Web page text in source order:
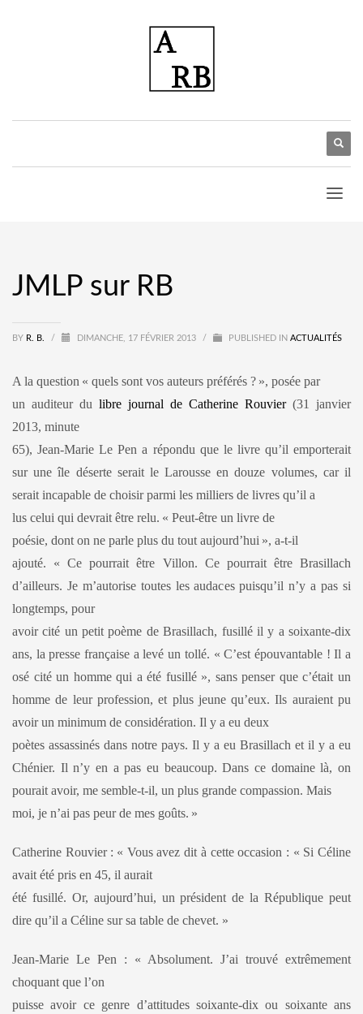
JMLP sur RB
BY R. B. / DIMANCHE, 17 FÉVRIER 2013 / PUBLISHED IN ACTUALITÉS
A la question « quels sont vos auteurs préférés ? », posée par
un auditeur du libre journal de Catherine Rouvier(31 janvier
2013, minute
65), Jean-Marie Le Pen a répondu que le livre qu’il emporterait
sur une île déserte serait le Larousse en douze volumes, car il
serait incapable de choisir parmi les milliers de livres qu’il a
lus celui qui devrait être relu. « Peut-être un livre de
poésie, dont on ne parle plus du tout aujourd’hui », a-t-il
ajouté. « Ce pourrait être Villon. Ce pourrait être Brasillach
d’ailleurs. Je m’autorise toutes les audaces puisqu’il n’y a pas si
longtemps, pour
avoir cité un petit poème de Brasillach, fusillé il y a soixante-dix
ans, la presse française a levé un tollé. « C’est épouvantable ! Il a
osé cité un homme qui a été fusillé », sans penser que c’était un
homme de leur profession, et plus jeune qu’eux. Ils auraient pu
avoir un minimum de considération. Il y a eu deux
poètes assassinés dans notre pays. Il y a eu Brasillach et il y a eu
Chénier. Il n’y en a pas eu beaucoup. Dans ce domaine là, on
pourait avoir, me semble-t-il, un plus grande compassion. Mais
moi, je n’ai pas peur de mes goûts. »
Catherine Rouvier : « Vous avez dit à cette occasion : « Si Céline
avait été pris en 45, il aurait
été fusillé. Or, aujourd’hui, un président de la République peut
dire qu’il a Céline sur sa table de chevet. »
Jean-Marie Le Pen : « Absolument. J’ai trouvé extrêmement
choquant que l’on
puisse avoir ce genre d’attitudes soixante-dix ou soixante ans